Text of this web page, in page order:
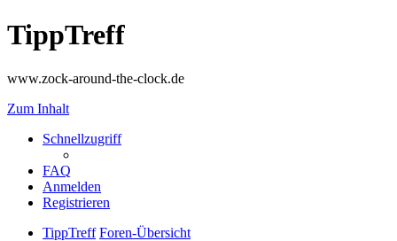
TippTreff
www.zock-around-the-clock.de
Zum Inhalt
Schnellzugriff
FAQ
Anmelden
Registrieren
TippTreff Foren-Übersicht